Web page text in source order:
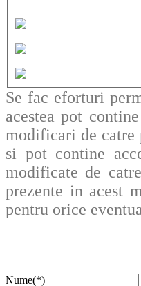
Se fac eforturi
acestea pot
modificari de
si pot contine
modificate de
prezente in acest
pentru orice
Nume(*)